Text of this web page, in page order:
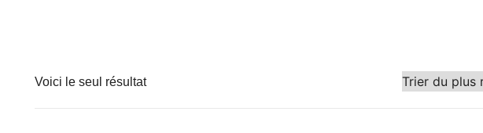
Voici le seul résultat